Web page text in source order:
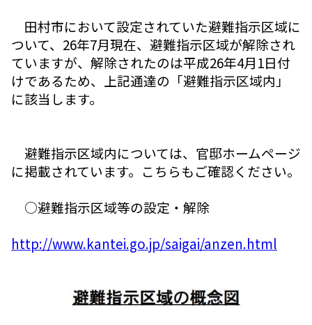
田村市において設定されていた避難指示区域に
ついて、26年7月現在、避難指示区域が解除され
ていますが、解除されたのは平成26年4月1日付
けであるため、上記通達の「避難指示区域内」
に該当します。
避難指示区域内については、官邸ホームページ
に掲載されています。こちらもご確認ください。
○避難指示区域等の設定・解除
http://www.kantei.go.jp/saigai/anzen.html